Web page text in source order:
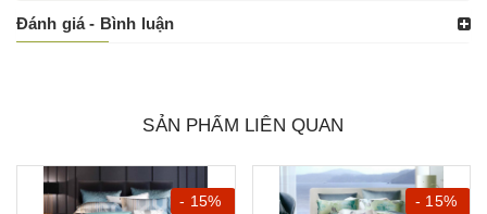
Đánh giá - Bình luận
SẢN PHẨM LIÊN QUAN
- 15% - 15%